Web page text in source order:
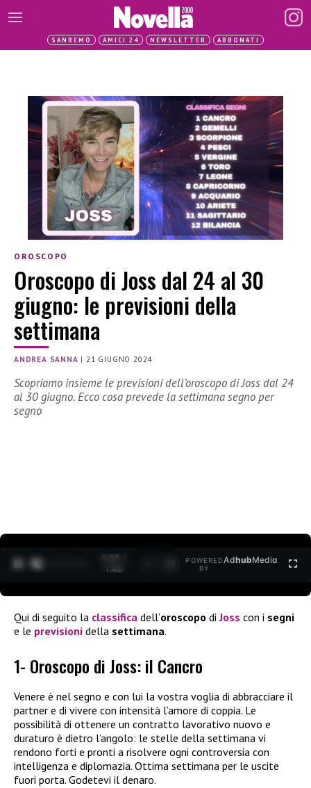
SANREMO AMICI 24 NEWSLETTER ABBONATI
OROSCOPO
Oroscopo di Joss dal 24 al 30
giugno: le previsioni della
settimana
ANDREA SANNA |21 GIUGNO 2024
Scopriamo insieme le previsioni dell’oroscopo di Joss dal 24
al 30 giugno. Ecco cosa prevede la settimana segno per
segno
0:06 /
1:40
POWERED
BY
AdhubMedia
Qui di seguito la classifica dell’oroscopo diJoss con i segni
e le previsioni della settimana.
1- Oroscopo di Joss: il Cancro
Venere è nel segno e con lui la vostra voglia di abbracciare il
partner e di vivere con intensità l’amore di coppia. Le
possibilità di ottenere un contratto lavorativo nuovo e
duraturo è dietro l’angolo: le stelle della settimana vi
rendono forti e pronti a risolvere ogni controversia con
intelligenza e diplomazia. Ottima settimana per le uscite
fuori porta. Godetevi il denaro.